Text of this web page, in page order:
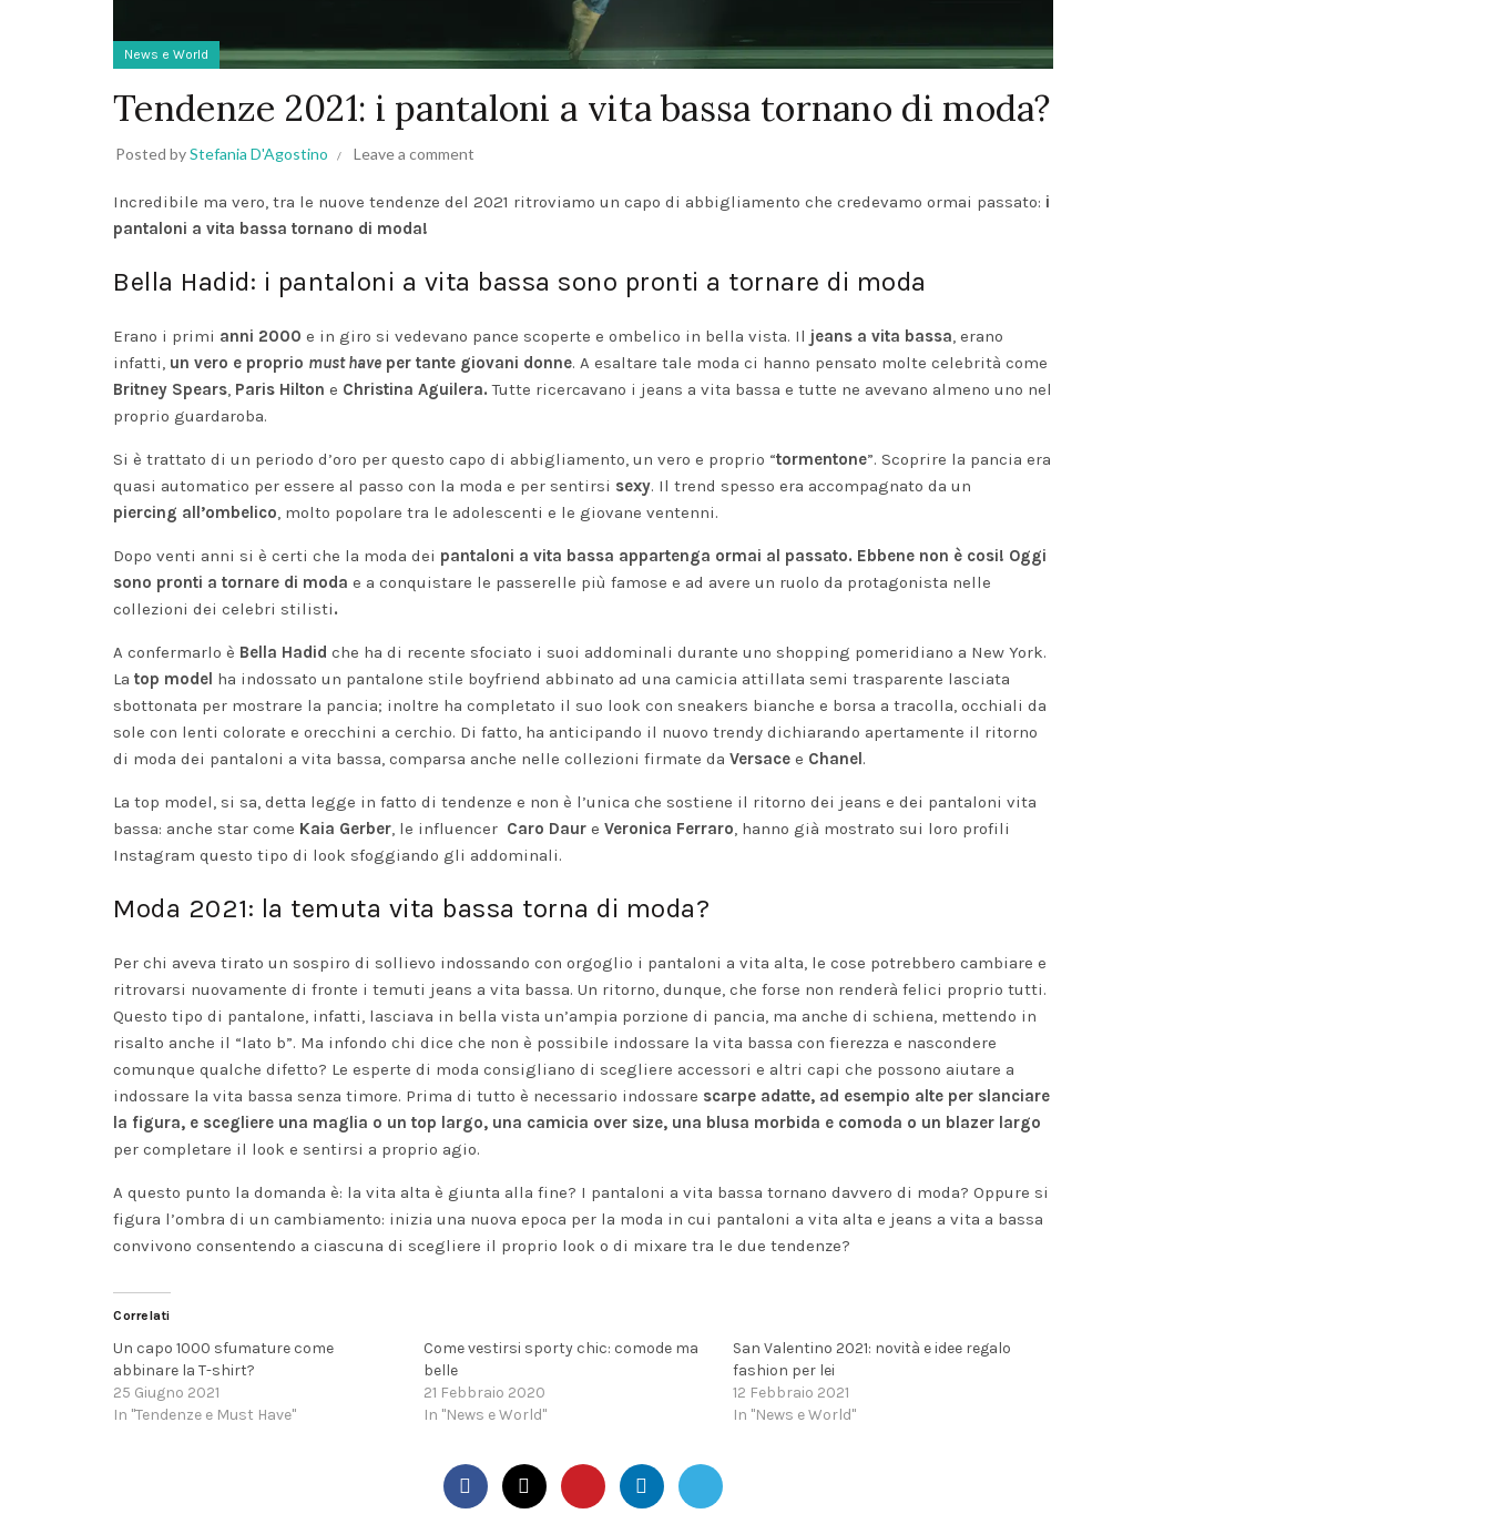
News e World
Tendenze 2021: i pantaloni a vita bassa tornano di moda?
Posted byStefania D'Agostino Leave a comment
Incredibile ma vero, tra le nuove tendenze del 2021 ritroviamo un capo di abbigliamento che credevamo ormai passato: i
pantaloni a vita bassa tornano di moda!
Bella Hadid: i pantaloni a vita bassa sono pronti a tornare di moda
Erano i primi anni 2000 e in giro si vedevano pance scoperte e ombelico in bella vista. Il jeans a vita bassa, erano
infatti, un vero e proprio must have per tante giovani donne. A esaltare tale moda ci hanno pensato molte celebrità come
Britney Spears, Paris Hilton e Christina Aguilera.Tutte ricercavano i jeans a vita bassa e tutte ne avevano almeno uno nel
proprio guardaroba.
Si è trattato di un periodo d’oro per questo capo di abbigliamento, un vero e proprio “tormentone”. Scoprire la pancia era
quasi automatico per essere al passo con la moda e per sentirsi sexy. Il trend spesso era accompagnato da un
piercing all’ombelico, molto popolare tra le adolescenti e le giovane ventenni.
Dopo venti anni si è certi che la moda dei pantaloni a vita bassa appartenga ormai al passato. Ebbene non è cosi! Oggi
sono pronti a tornare di moda e a conquistare le passerelle più famose e ad avere un ruolo da protagonista nelle
collezioni dei celebri stilisti.
A confermarlo è Bella Hadid che ha di recente sfociato i suoi addominali durante uno shopping pomeridiano a New York.
La top model ha indossato un pantalone stile boyfriend abbinato ad una camicia attillata semi trasparente lasciata
sbottonata per mostrare la pancia; inoltre ha completato il suo look con sneakers bianche e borsa a tracolla, occhiali da
sole con lenti colorate e orecchini a cerchio. Di fatto, ha anticipando il nuovo trendy dichiarando apertamente il ritorno
di moda dei pantaloni a vita bassa, comparsa anche nelle collezioni firmate da Versace e Chanel.
La top model, si sa, detta legge in fatto di tendenze e non è l’unica che sostiene il ritorno dei jeans e dei pantaloni vita
bassa: anche star come Kaia Gerber, le influencer Caro Daur e Veronica Ferraro, hanno già mostrato sui loro profili
Instagram questo tipo di look sfoggiando gli addominali.
Moda 2021: la temuta vita bassa torna di moda?
Per chi aveva tirato un sospiro di sollievo indossando con orgoglio i pantaloni a vita alta, le cose potrebbero cambiare e
ritrovarsi nuovamente di fronte i temuti jeans a vita bassa. Un ritorno, dunque, che forse non renderà felici proprio tutti.
Questo tipo di pantalone, infatti, lasciava in bella vista un’ampia porzione di pancia, ma anche di schiena, mettendo in
risalto anche il “lato b”. Ma infondo chi dice che non è possibile indossare la vita bassa con fierezza e nascondere
comunque qualche difetto? Le esperte di moda consigliano di scegliere accessori e altri capi che possono aiutare a
indossare la vita bassa senza timore. Prima di tutto è necessario indossare scarpe adatte, ad esempio alte per slanciare
la figura, e scegliere una maglia o un top largo, una camicia over size, una blusa morbida e comoda o un blazer largo
per completare il look e sentirsi a proprio agio.
A questo punto la domanda è: la vita alta è giunta alla fine? I pantaloni a vita bassa tornano davvero di moda? Oppure si
figura l’ombra di un cambiamento: inizia una nuova epoca per la moda in cui pantaloni a vita alta e jeans a vita a bassa
convivono consentendo a ciascuna di scegliere il proprio look o di mixare tra le due tendenze?
Correlati
Un capo 1000 sfumature come
abbinare la T-shirt?
25 Giugno 2021
In "Tendenze e Must Have"
Come vestirsi sporty chic: comode ma
belle
21 Febbraio 2020
In "News e World"
San Valentino 2021: novità e idee regalo
fashion per lei
12 Febbraio 2021
In "News e World"